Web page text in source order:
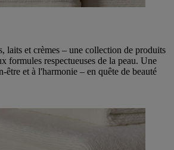
laits et crèmes – une collection de produits
formules respectueuses de la peau. Une
être et à l'harmonie – en quête de beauté